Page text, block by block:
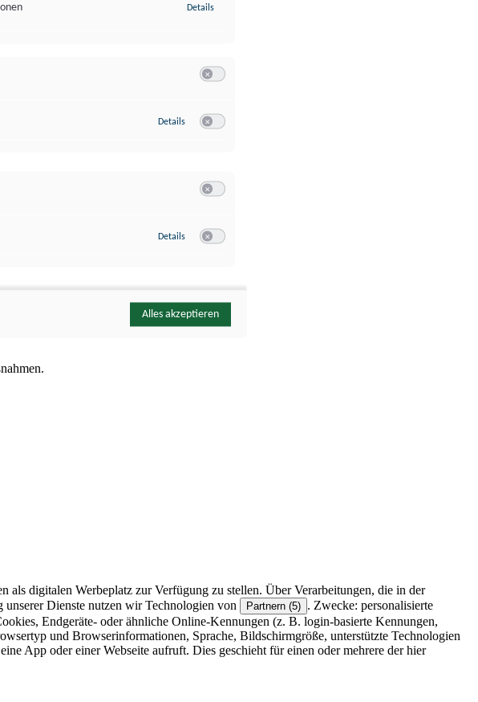
digitalen Werbeplatz zur Verfügung zu stellen. Über Verarbeitungen, die in der
unserer Dienste nutzen wir Technologien von Partnern (5) . Zwecke: personalisierte
Endgeräte- oder ähnliche Online-Kennungen (z. B. login-basierte Kennungen,
und Browserinformationen, Sprache, Bildschirmgröße, unterstützte Technologien
App oder einer Webseite aufruft. Dies geschieht für einen oder mehrere der hier
Details
Details zu Google Analytics
Details zu YouTube
Alles akzeptieren